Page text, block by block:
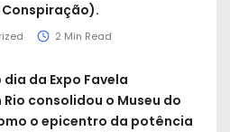
2 Min Read
dia da Expo Favela
consolidou o Museu do
o epicentro da potência